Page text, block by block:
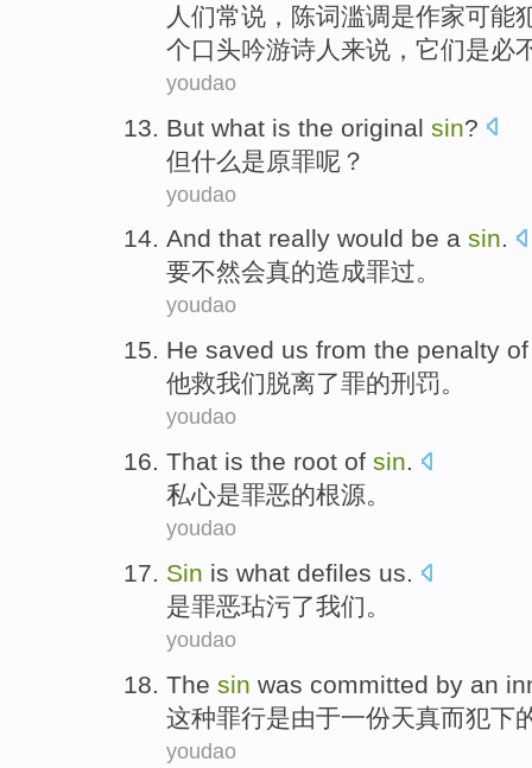
人们常说，陈词滥调是作家可能
个口头吟游诗人来说 ， 它们是必
youdao
But what is the original sin?
但什么是原罪呢？
youdao
And that really would be a sin.
要不然会真的造成罪过。
youdao
He saved us from the penalty of
他救我们脱离了罪的刑罚。
youdao
That is the root of sin.
私心是罪恶的根源。
youdao
Sin is what defiles us.
是罪恶玷污了我们。
youdao
The sin was committed by an
这种罪行是由于一份天真而犯下
youdao